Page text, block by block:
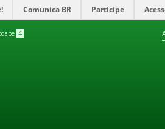
Comunica BR Participe
4